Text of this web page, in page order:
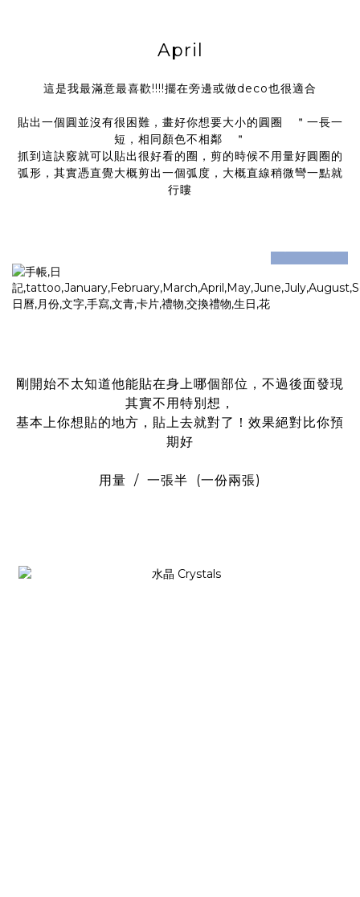
April
這是我最滿意最喜歡!!!!擺在旁邊或做deco也很適合
貼出一個圓並沒有很困難，畫好你想要大小的圓圈 ＂一長一
短，相同顏色不相鄰 ＂
抓到這訣竅就可以貼出很好看的圈，剪的時候不用量好圓圈的
弧形，其實憑直覺大概剪出一個弧度，大概直線稍微彎一點就
行瞜
剛開始不太知道他能貼在身上哪個部位，不過後面發現
其實不用特別想，
基本上你想貼的地方，貼上去就對了！效果絕對比你預
期好
用量 / 一張半 (一份兩張)